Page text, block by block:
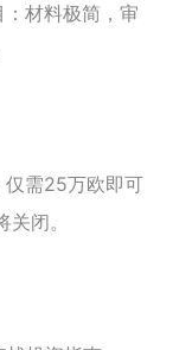
材料极简，审
需25万欧即可
闭。